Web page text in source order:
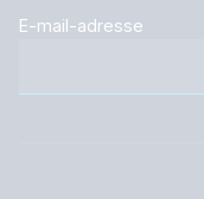
E-mail-adresse